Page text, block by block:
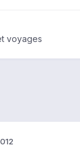
voyages